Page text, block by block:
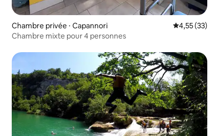
Chambre privée ⋅ Capannori Évaluation
4,55 (33)
Chambre mixte pour 4 personnes